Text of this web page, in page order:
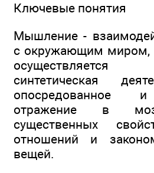
Ключевые понятия
Мышление -
с окружающим миром,
синтетическая
опосредованное
отражение в
существенных
отношений и
вещей.